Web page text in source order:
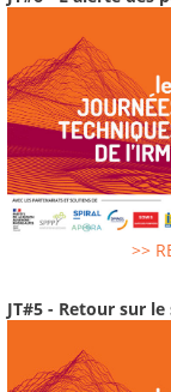
>>
JT#5 - Retour sur